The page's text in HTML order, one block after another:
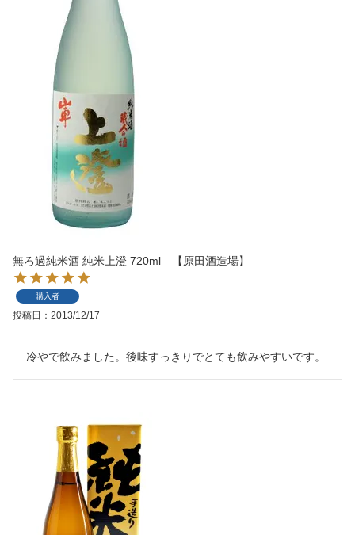
無ろ過純米酒 純米上澄 720ml 【原田酒造場】
購入者
投稿日 2013/12/17
冷やで飲みました。後味すっきりでとても飲みやすいです。